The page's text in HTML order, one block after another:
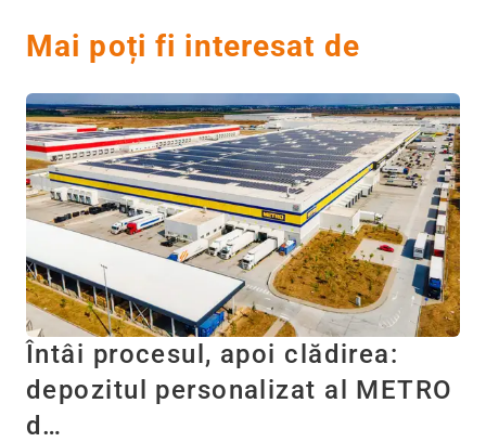
Mai poți fi interesat de
Întâi procesul, apoi clădirea:
depozitul personalizat al METRO
d…